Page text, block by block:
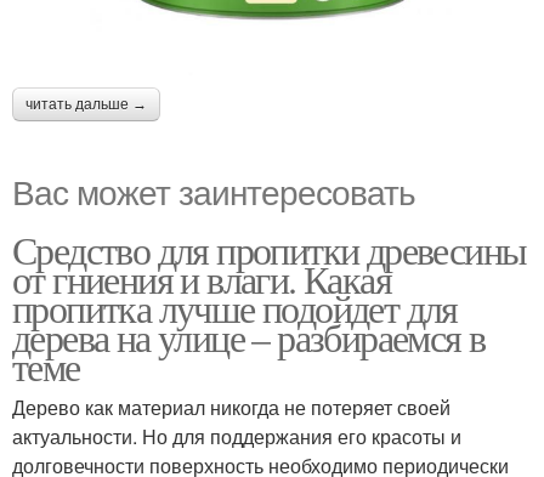
читать дальше →
Вас может заинтересовать
Средство для пропитки древесины
от гниения и влаги. Какая
пропитка лучше подойдет для
дерева на улице – разбираемся в
теме
Дерево как материал никогда не потеряет своей
актуальности. Но для поддержания его красоты и
долговечности поверхность необходимо периодически